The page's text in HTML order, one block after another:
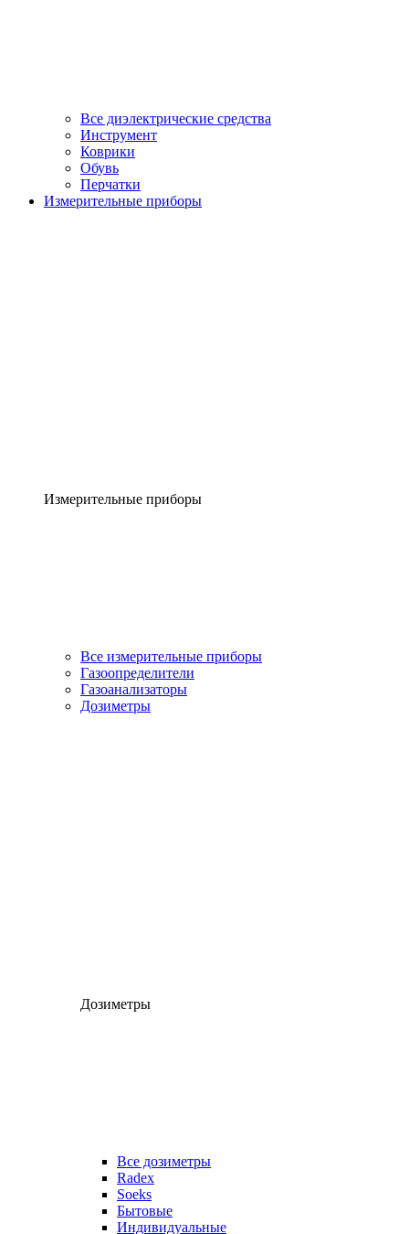
Все диэлектрические средства
Инструмент
Коврики
Обувь
Перчатки
Измерительные приборы
Измерительные приборы
Все измерительные приборы
Газоопределители
Газоанализаторы
Дозиметры
Дозиметры
Все дозиметры
Radex
Soeks
Бытовые
Индивидуальные